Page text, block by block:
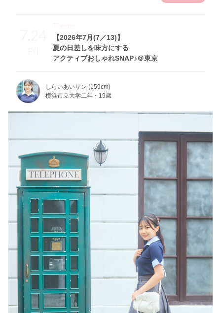
7.24
Fri
【2026年7月(7／13)】
夏の日差しを味方にする
アクティブおしゃれSNAP♪＠東京
Theme
しらいあいサン (159cm)
横浜市立大学二年・19歳